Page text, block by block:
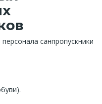
санпропускники